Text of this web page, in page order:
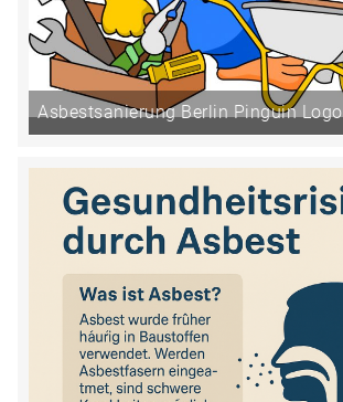
Asbestsanierung Berlin Pinguin Logo